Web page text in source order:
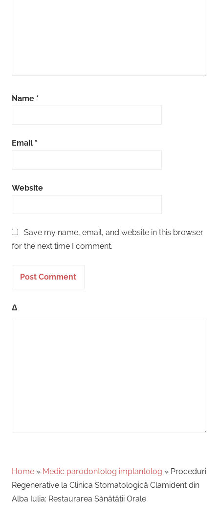
Name *
Email *
Website
Save my name, email, and website in this browser
for the next time I comment.
Δ
Home » Medic parodontolog implantolog » Proceduri
Regenerative la Clinica Stomatologică Clamident din
Alba Iulia: Restaurarea Sănătății Orale